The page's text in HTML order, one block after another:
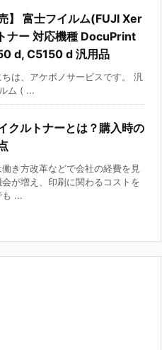
売】 富士フイルム(FUJI Xer
ナー 対応機種 DocuPrint
d, C5150 d 汎用品
ちは、アケボノサービスです。 汎
ム ( ...
クルトナーとは？購入時の
き方改革などで会社の経費を見
が増え、印刷に関わるコストを
も ...